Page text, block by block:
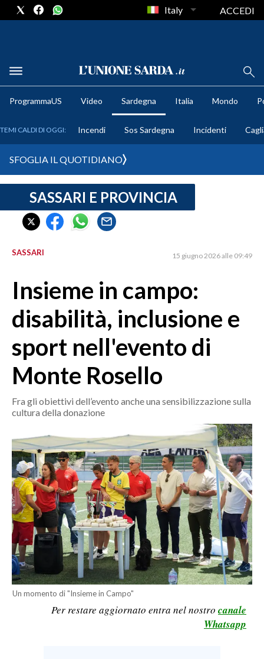
METEO
CRONACA SARDEGNA
CAGLIARI
SULCIS IGLESIENTE
ORISTANO E PROVINCIA
GALLURA
NUORO E PROVINCIA
OGLIASTRA
AGENDA
CRONACA
MONDO
POLITICA
ECONOMIA
SERVIZI ALLE IMPRESE
LAVORO
BANDI
SPORT IN SARDEGNA
Italy ACCEDI
ProgrammaUS Video Sardegna Italia Mondo
TEMI CALDI DI OGGI: Incendi Sos Sardegna Incidenti
SFOGLIA IL QUOTIDIANO
SASSARI E PROVINCIA
SASSARI 15 giugno 2026 alle 09:49
Insieme in campo:
disabilità, inclusione e
sport nell'evento di
Monte Rosello
Fra gli obiettivi dell’evento anche una sensibilizzazione sulla
cultura della donazione
Un momento di "Insieme in Campo"
Per restare aggiornato entra nel nostro canale
Whatsapp